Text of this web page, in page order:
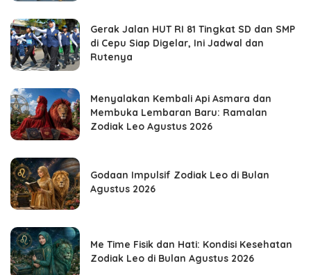
Gerak Jalan HUT RI 81 Tingkat SD dan SMP
di Cepu Siap Digelar, Ini Jadwal dan
Rutenya
Menyalakan Kembali Api Asmara dan
Membuka Lembaran Baru: Ramalan
Zodiak Leo Agustus 2026
Godaan Impulsif Zodiak Leo di Bulan
Agustus 2026
Me Time Fisik dan Hati: Kondisi Kesehatan
Zodiak Leo di Bulan Agustus 2026